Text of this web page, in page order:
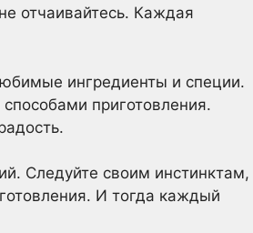
отчаивайтесь. Каждая
ингредиенты и специи.
приготовления.
Следуйте своим инстинктам,
И тогда каждый